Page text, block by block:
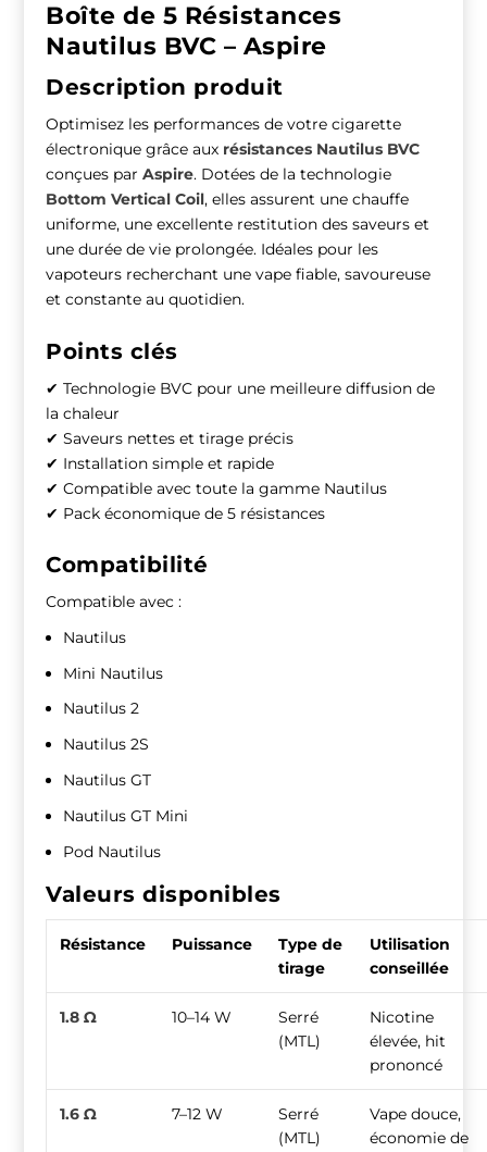
Boîte de 5 Résistances
Nautilus BVC – Aspire
Description produit
Optimisez les performances de votre cigarette
électronique grâce aux résistances Nautilus BVC
conçues parAspire. Dotées de la technologie
Bottom Vertical Coil, elles assurent une chauffe
uniforme, une excellente restitution des saveurs et
une durée de vie prolongée. Idéales pour les
vapoteurs recherchant une vape fiable, savoureuse
et constante au quotidien.
Points clés
✔ Technologie BVC pour une meilleure diffusion de
la chaleur
✔ Saveurs nettes et tirage précis
✔ Installation simple et rapide
✔ Compatible avec toute la gamme Nautilus
✔ Pack économique de 5 résistances
Compatibilité
Compatible avec :
Nautilus
Mini Nautilus
Nautilus 2
Nautilus 2S
Nautilus GT
Nautilus GT Mini
Pod Nautilus
Valeurs disponibles
Résistance Puissance
Type de
tirage
Utilisation
conseillée
1.8 Ω 10–14 W
Serré
(MTL)
Nicotine
élevée, hit
prononcé
1.6 Ω 7–12 W
Serré
(MTL)
Vape douce,
économie de